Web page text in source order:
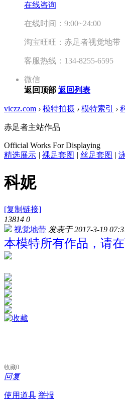
在线咨询
在线时间：9:00~24:00
淘宝旺旺：赤足者视觉地带
客服热线：134-8255-6595
微信
返回顶部 返回列表
viczz.com › 模特拍摄 › 模特索引 ›
赤足者主站作品
Official Works For Displaying
精选展示 | 裸足套图 | 丝足套图 |
科妮
[复制链接]
13814 0
视觉地带 发表于 2017-3-19
本模特所有作品，请
收藏0
回复
使用道具 举报